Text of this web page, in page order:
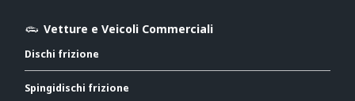
Vetture e Veicoli Commerciali
Dischi frizione
Spingidischi frizione